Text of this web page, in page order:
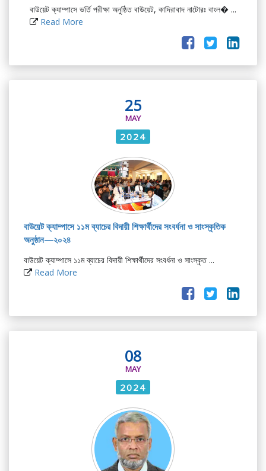
বাউয়েট ক্যাম্পাসে ভর্তি পরীক্ষা অনুষ্ঠিত বাউয়েট, কাদিরাবাদ নাটোরঃ বাংল� ...
Read More
25
MAY
2024
বাউয়েট ক্যাম্পাসে ১১ম ব্যাচের বিদায়ী শিক্ষার্থীদের সংবর্ধনা ও সাংস্কৃতিক
অনুষ্ঠান—২০২৪
বাউয়েট ক্যাম্পাসে ১১ম ব্যাচের বিদায়ী শিক্ষার্থীদের সংবর্ধনা ও সাংস্কৃত ...
Read More
08
MAY
2024